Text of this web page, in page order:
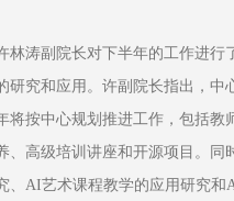
林涛副院长对下半年的工作进
研究和应用。许副院长指出，
将按中心规划推进工作，包括
、高级培训讲座和开源项目。
、AI艺术课程教学的应用研究和